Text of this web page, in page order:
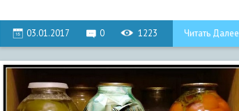
03.01.2017 0 1223 Читать Далее